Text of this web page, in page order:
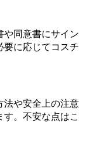
や同意書にサイン
要に応じてコスチ
法や安全上の注意
。不安な点はこ